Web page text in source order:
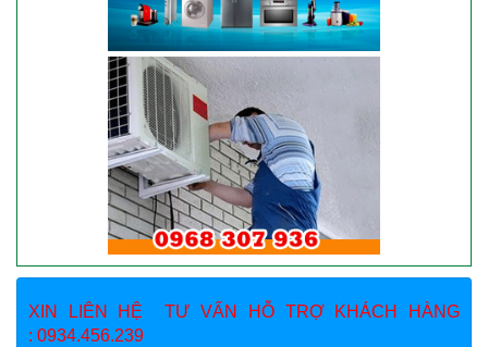
XIN LIÊN HỆ TƯ VẤN HỖ TRỢ KHÁCH HÀNG
: 0934.456.239